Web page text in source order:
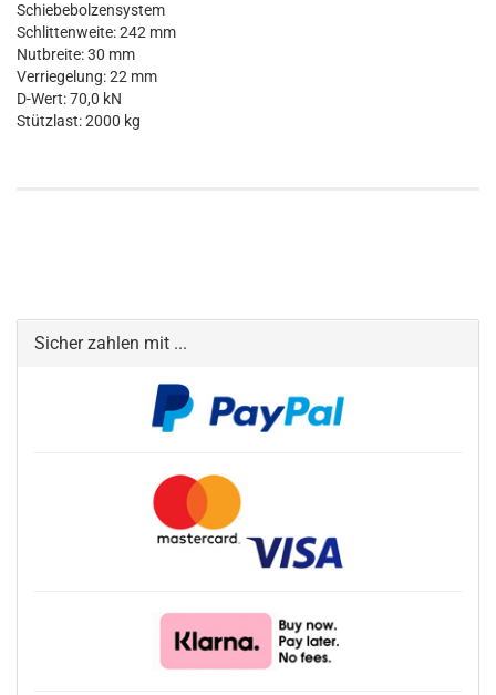
Schiebebolzensystem
Schlittenweite: 242 mm
Nutbreite: 30 mm
Verriegelung: 22 mm
D-Wert: 70,0 kN
Stützlast: 2000 kg
Sicher zahlen mit ...